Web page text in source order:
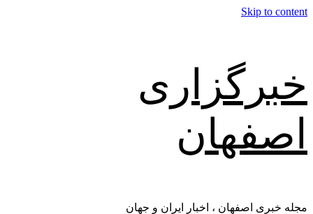
Skip to content
خبرگزاری
اصفهان
مجله خبری اصفهان ، اخبار ایران و جهان